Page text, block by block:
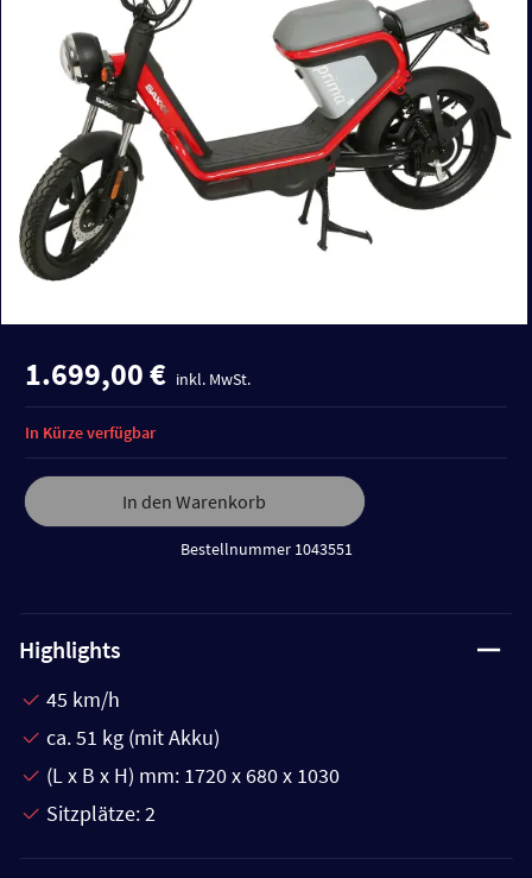
1.699,00 € inkl. MwSt.
In den Warenkorb
Bestellnummer 1043551
In Kürze verfügbar
Highlights
45 km/h
ca. 51 kg (mit Akku)
(L x B x H) mm: 1720 x 680 x 1030
Sitzplätze: 2